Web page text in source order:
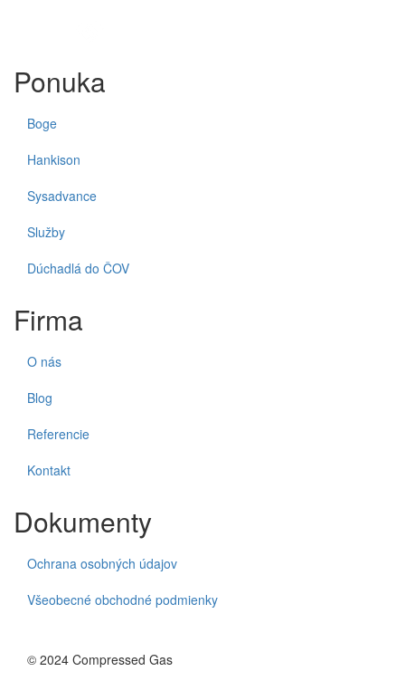
Ponuka
Boge
Hankison
Sysadvance
Služby
Dúchadlá do ČOV
Firma
O nás
Blog
Referencie
Kontakt
Dokumenty
Ochrana osobných údajov
Všeobecné obchodné podmienky
© 2024 Compressed Gas